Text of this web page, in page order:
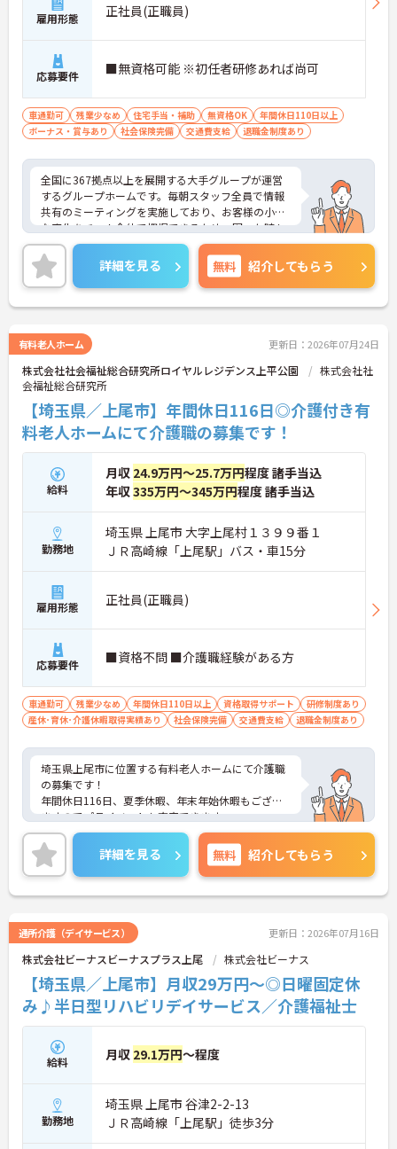
雇用形態 正社員(正職員)
応募要件 ■無資格可能 ※初任者研修あれば尚可
車通勤可 残業少なめ 住宅手当・補助 無資格OK
年間休日110日以上
ボーナス・賞与あり
社会保険完備 交通費支給 退職金制度あり
全国に367拠点以上を展開する大手グループが運営
するグループホームです。毎朝スタッフ全員で情報
共有のミーティングを実施しており、お客様の小さ
な変化をチーム全体で把握できるため、困った時も
すぐに相談できる安心の体制が整っています。待遇
面では、賞与年2回に加え、日々の努力や売上への
寄与を評価する特別報酬が支給されるため、高いモ
チベーションを保ちながら勤務できる環境です。さ
らに、清潔感があれば髪色やネイルなどの規定がな
イルで働くことができます。認知症ケアの専門性を
高めたい方にも最適な環境であり、手厚い研修体制
を通じて働きながらスキルアップを目指すことも可
能です。年間17日のリフレッシュ休暇や定年後の再
雇用制度など、長期的にキャリアを描ける福利厚生
も大きな魅力です。
★おすすめPOINT★
【チーム全体で情報を共有し、一人で抱え込まずに
働ける環境です】
・毎朝スタッフ全員で情報共有のミーティングを実
施しているため、お客様の変化や業務連絡を細やか
に把握できます。
・困った時もすぐに相談してフォローし合える体制
【独自の特別報酬制度により、確かな収入アップが
見込めます】
・賞与年2回に加え、施設運営への貢献やチームワ
ークを評価する特別報酬が支給される仕組みがあり
ます。
・目に見える形で日々の努力がしっかりと還元され
ることで、高いモチベーションを保ちながら将来的
な昇給を目指せます。
【自分らしいスタイルを大切にしながら、無理のな
いペースで働けます】
・清潔感と節度があれば髪色やネイルなどの制限が
ないため、ご自身の個性を尊重した働き方を叶えら
れます。
・月平均残業時間が少なく、年間17日のリフレッシ
ュ休暇も取得できる環境で、心身のゆとりを維持で
きます。
【手厚い資格取得支援や継続雇用制度で、将来の安
・勤務時間内で受講可能な資格取得サポートが整備
されているため、働きながら着実に認知症ケアの専
門性を磨けます。
・65歳の定年後も70歳まで勤務可能な再雇用制度が
設けられており、一つの職場で安定して長く活躍し
続けることが可能です。
詳細を見る 無料 紹介してもらう
有料老人ホーム 更新日：2026年07月24日
株式会社社会福祉総合研究所ロイヤルレジデンス上平公園
株式会社社
会福祉総合研究所
【埼玉県／上尾市】年間休日116日◎介護付き有
料老人ホームにて介護職の募集です！
給料
月収 24.9万円～25.7万円程度 諸手当込
年収335万円～345万円程度 諸手当込
勤務地
埼玉県 上尾市 大字上尾村１３９９番１
ＪＲ高崎線「上尾駅」バス・車15分
雇用形態 正社員(正職員)
応募要件 ■資格不問 ■介護職経験がある方
車通勤可 残業少なめ 年間休日110日以上 資格取得サポート
研修制度あり
産休･育休･介護休暇取得実績あり
社会保険完備 交通費支給 退職金制度あり
埼玉県上尾市に位置する有料老人ホームにて介護職
の募集です！
年間休日116日、夏季休暇、年末年始休暇もござい
ますのでプライベートも充実できます。
ご興味を持たれた方は、詳細等お伝えさせて頂きま
すのでお気軽にお問合せ下さい。
詳細を見る 無料 紹介してもらう
通所介護（デイサービス） 更新日：2026年07月16日
株式会社ビーナスビーナスプラス上尾 株式会社ビーナス
【埼玉県／上尾市】月収29万円～◎日曜固定休
み♪半日型リハビリデイサービス／介護福祉士
給料 月収 29.1万円～程度
勤務地
埼玉県 上尾市 谷津2-2-13
ＪＲ高崎線「上尾駅」徒歩3分